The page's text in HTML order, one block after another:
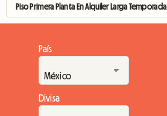
Piso Primera Planta En Alquiler Larga Temporada
País
Divisa